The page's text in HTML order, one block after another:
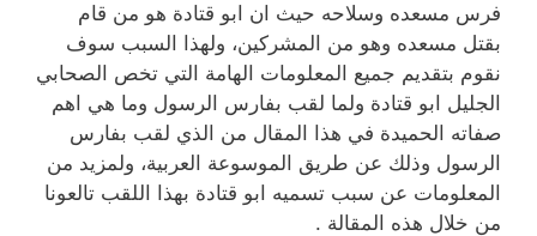
فرس مسعده وسلاحه حيث ان ابو قتادة هو من قام
بقتل مسعده وهو من المشركين، ولهذا السبب سوف
نقوم بتقديم جميع المعلومات الهامة التي تخص الصحابي
الجليل ابو قتادة ولما لقب بفارس الرسول وما هي اهم
صفاته الحميدة في هذا المقال من الذي لقب بفارس
الرسول وذلك عن طريق الموسوعة العربية، ولمزيد من
المعلومات عن سبب تسميه ابو قتادة بهذا اللقب تالعونا
من خلال هذه المقالة .